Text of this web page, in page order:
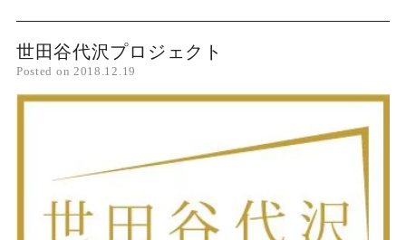
世田谷代沢プロジェクト
Posted on 2018.12.19